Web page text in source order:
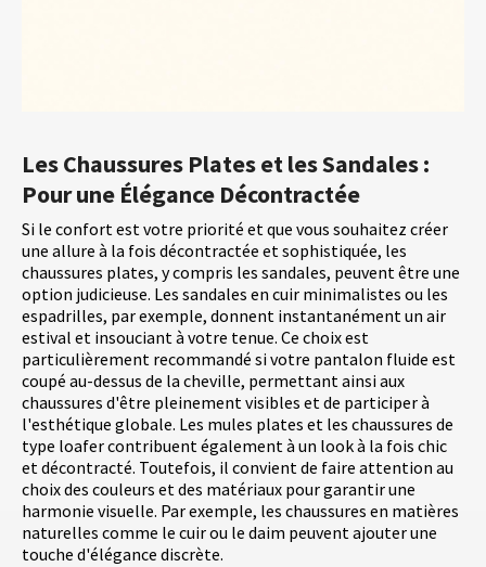
Les Chaussures Plates et les Sandales :
Pour une Élégance Décontractée
Si le confort est votre priorité et que vous souhaitez créer
une allure à la fois décontractée et sophistiquée, les
chaussures plates, y compris les sandales, peuvent être une
option judicieuse. Les sandales en cuir minimalistes ou les
espadrilles, par exemple, donnent instantanément un air
estival et insouciant à votre tenue. Ce choix est
particulièrement recommandé si votre pantalon fluide est
coupé au-dessus de la cheville, permettant ainsi aux
chaussures d'être pleinement visibles et de participer à
l'esthétique globale. Les mules plates et les chaussures de
type loafer contribuent également à un look à la fois chic
et décontracté. Toutefois, il convient de faire attention au
choix des couleurs et des matériaux pour garantir une
harmonie visuelle. Par exemple, les chaussures en matières
naturelles comme le cuir ou le daim peuvent ajouter une
touche d'élégance discrète.